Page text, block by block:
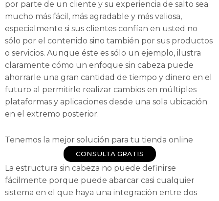
por parte de un cliente y su experiencia de salto sea
mucho más fácil, más agradable y más valiosa,
especialmente si sus clientes confían en usted no
sólo por el contenido sino también por sus productos
o servicios. Aunque éste es sólo un ejemplo, ilustra
claramente cómo un enfoque sin cabeza puede
ahorrarle una gran cantidad de tiempo y dinero en el
futuro al permitirle realizar cambios en múltiples
plataformas y aplicaciones desde una sola ubicación
en el extremo posterior.
Tenemos la mejor solución para tu tienda online
CONSULTA GRATIS
La estructura sin cabeza no puede definirse
fácilmente porque puede abarcar casi cualquier
sistema en el que haya una integración entre dos